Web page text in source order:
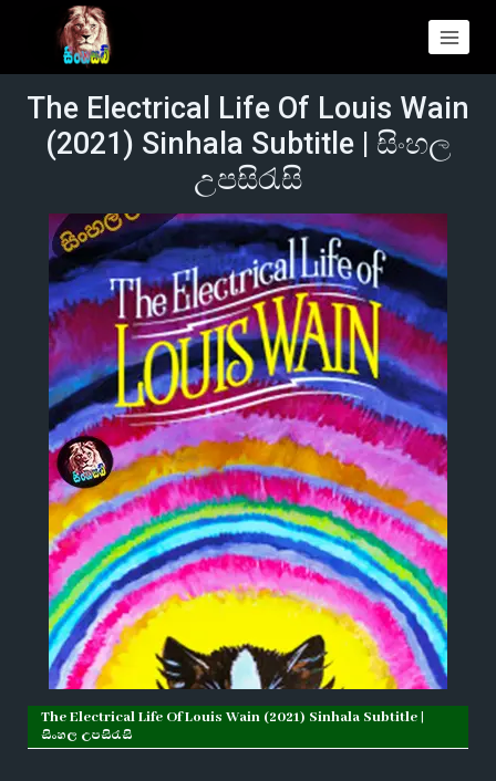
The Electrical Life Of Louis Wain
(2021) Sinhala Subtitle | සිංහල
උපසිරැසි
The Electrical Life Of Louis Wain (2021) Sinhala Subtitle |
සිංහල උපසිරැසි